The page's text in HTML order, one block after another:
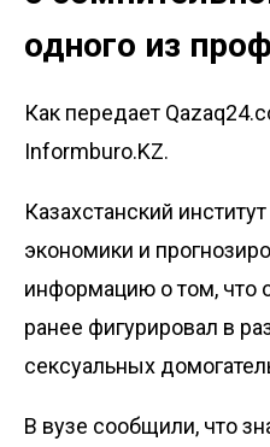
одного из
Как передает
Informburo.KZ.
Казахстанский институт
экономики и
информацию о том, что
ранее фигурировал в
сексуальных
В вузе сообщили, что